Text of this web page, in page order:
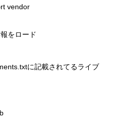
vendor
をロード
に記載されてるライブ